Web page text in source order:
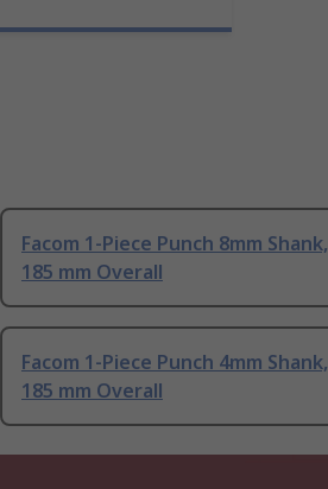
Facom 1-Piece Punch 8mm Shank,
185 mm Overall
Facom 1-Piece Punch 4mm Shank,
185 mm Overall